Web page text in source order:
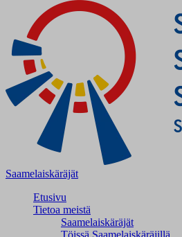
Saamelaiskäräjät
Etusivu
Tietoa meistä
Saamelaiskäräjät
Töissä Saamelaiskäräjillä